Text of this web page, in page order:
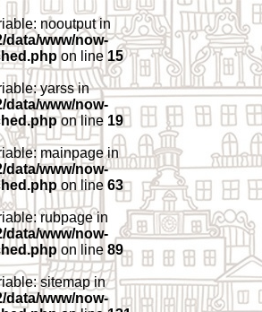
nooutput in
data/www/now-
on line 15
yarss in
data/www/now-
on line 19
mainpage in
data/www/now-
on line 63
rubpage in
data/www/now-
on line 89
sitemap in
data/www/now-